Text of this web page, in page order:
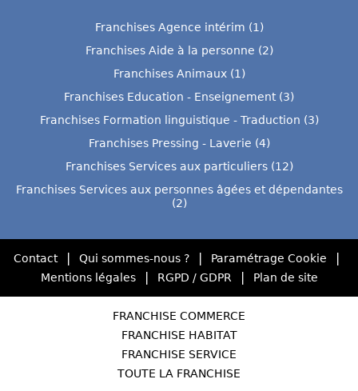
Franchises Agence intérim (1)
Franchises Aide à la personne (2)
Franchises Animaux (1)
Franchises Education - Enseignement (3)
Franchises Formation linguistique - Traduction (3)
Franchises Pressing - Laverie (4)
Franchises Services aux particuliers (12)
Franchises Services aux personnes âgées et dépendantes
(2)
Contact Qui sommes-nous ? Paramétrage Cookie
Mentions légales RGPD / GDPR Plan de site
FRANCHISE COMMERCE
FRANCHISE HABITAT
FRANCHISE SERVICE
TOUTE LA FRANCHISE